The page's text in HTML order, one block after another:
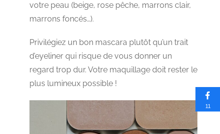
votre peau (beige, rose pêche, marrons clair,
marrons foncés…).
Privilégiez un bon mascara plutôt qu’un trait
d’eyeliner qui risque de vous donner un
regard trop dur. Votre maquillage doit rester le
plus lumineux possible !
11